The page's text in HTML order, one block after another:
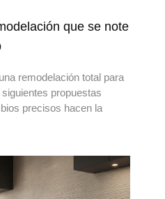
que se note
remodelación total para
propuestas
precisos hacen la